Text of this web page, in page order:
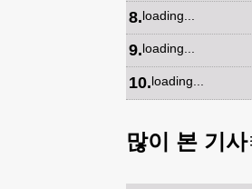
8.loading...
9.loading...
10.loading...
많이 본 기사